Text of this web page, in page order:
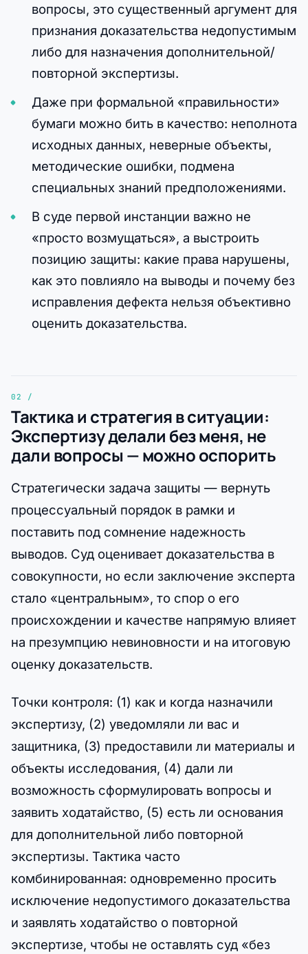
вопросы, это существенный аргумент для
признания доказательства недопустимым
либо для назначения дополнительной/
повторной экспертизы.
Даже при формальной «правильности»
бумаги можно бить в качество: неполнота
исходных данных, неверные объекты,
методические ошибки, подмена
специальных знаний предположениями.
В суде первой инстанции важно не
«просто возмущаться», а выстроить
позицию защиты: какие права нарушены,
как это повлияло на выводы и почему без
исправления дефекта нельзя объективно
оценить доказательства.
Тактика и стратегия в ситуации:
Экспертизу делали без меня, не
дали вопросы — можно оспорить
Стратегически задача защиты — вернуть
процессуальный порядок в рамки и
поставить под сомнение надежность
выводов. Суд оценивает доказательства в
совокупности, но если заключение эксперта
стало «центральным», то спор о его
происхождении и качестве напрямую влияет
на презумпцию невиновности и на итоговую
оценку доказательств.
Точки контроля: (1) как и когда назначили
экспертизу, (2) уведомляли ли вас и
защитника, (3) предоставили ли материалы и
объекты исследования, (4) дали ли
возможность сформулировать вопросы и
заявить ходатайство, (5) есть ли основания
для дополнительной либо повторной
экспертизы. Тактика часто
комбинированная: одновременно просить
исключение недопустимого доказательства
и заявлять ходатайство о повторной
экспертизе, чтобы не оставлять суд «без